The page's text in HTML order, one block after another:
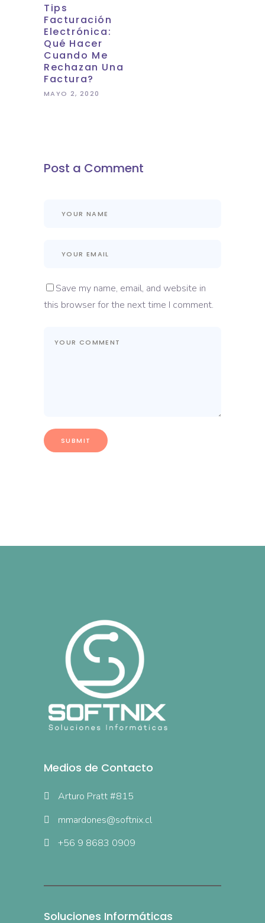
Tips
Facturación
Electrónica:
Qué Hacer
Cuando Me
Rechazan Una
Factura?
MAYO 2, 2020
Post a Comment
Save my name, email, and website in
this browser for the next time I comment.
Medios de Contacto
Arturo Pratt #815
mmardones@softnix.cl
+56 9 8683 0909
Soluciones Informáticas